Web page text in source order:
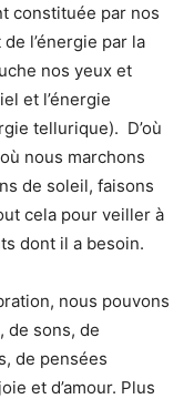
constituée par nos
l’énergie par la
nos yeux et
et l’énergie
tellurique). D’où
nous marchons
de soleil, faisons
cela pour veiller à
dont il a besoin.
nous pouvons
de sons, de
de pensées
et d’amour. Plus